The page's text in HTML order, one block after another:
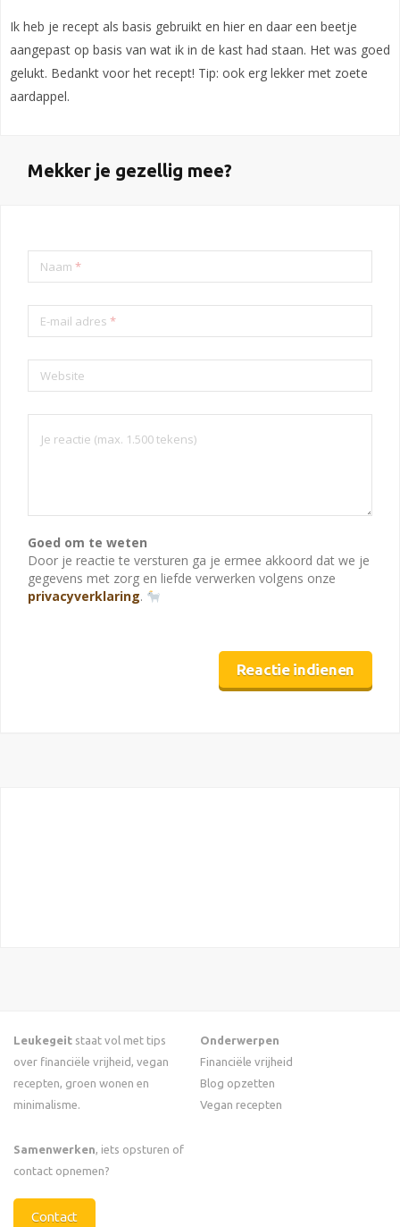
Ik heb je recept als basis gebruikt en hier en daar een beetje
aangepast op basis van wat ik in de kast had staan. Het was goed
gelukt. Bedankt voor het recept! Tip: ook erg lekker met zoete
aardappel.
Mekker je gezellig mee?
Naam *
E-mail adres *
Website
Goed om te weten
Door je reactie te versturen ga je ermee akkoord dat we je
gegevens met zorg en liefde verwerken volgens onze
privacyverklaring.
Leukegeit staat vol met tips
over financiële vrijheid, vegan
recepten, groen wonen en
minimalisme.
Samenwerken, iets opsturen of
contact opnemen?
Contact
Onderwerpen
Financiële vrijheid
Blog opzetten
Vegan recepten